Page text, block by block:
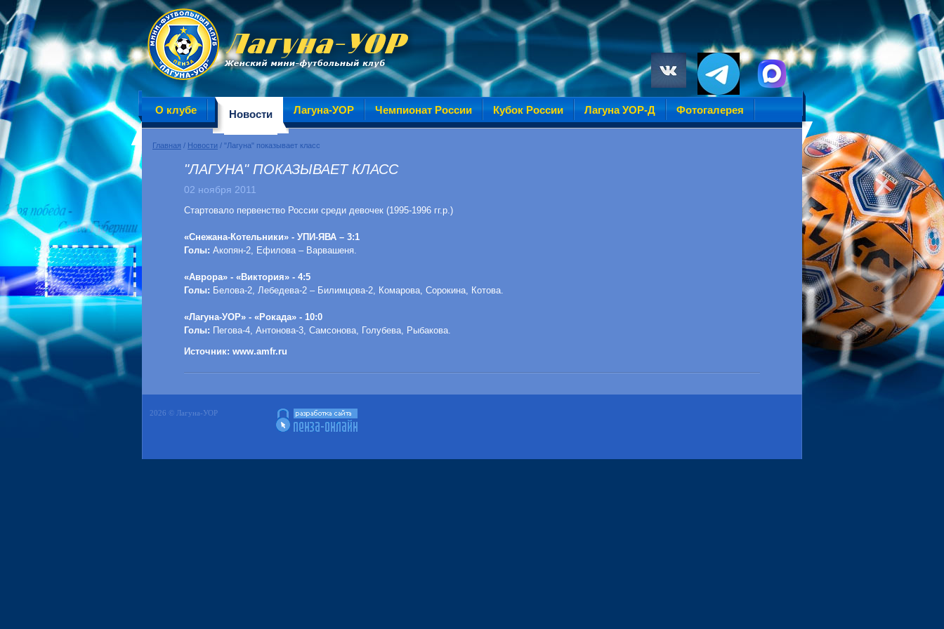
О клубе Новости Лагуна-УОР Чемпионат России Кубок России Лагуна УОР-Д Фотогалерея
Главная / Новости / "Лагуна" показывает класс
"ЛАГУНА" ПОКАЗЫВАЕТ КЛАСС
02 ноября 2011
Стартовало первенство России среди девочек (1995-1996 гг.р.)
«Снежана-Котельники» - УПИ-ЯВА – 3:1
Голы: Акопян-2, Ефилова – Варвашеня.
«Аврора» - «Виктория» - 4:5
Голы: Белова-2, Лебедева-2 – Билимцова-2, Комарова, Сорокина, Котова.
«Лагуна-УОР» - «Рокада» - 10:0
Голы: Пегова-4, Антонова-3, Самсонова, Голубева, Рыбакова.
Источник: www.amfr.ru
2026 © Лагуна-УОР